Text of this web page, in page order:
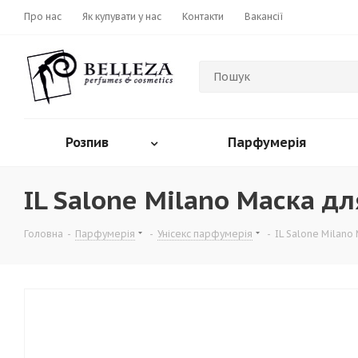
Про нас Як купувати у нас Контакти Вакансії
Розпив Парфумерія
IL Salone Milano Маска
Головна - Парфумерія - Унісекс парфумерія - IL Salone Milano